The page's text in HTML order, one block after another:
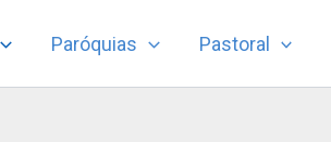
Paróquias Pastoral